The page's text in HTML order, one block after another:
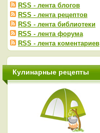
RSS - лента блогов
RSS - лента рецептов
RSS - лента библиотеки
RSS - лента форума
RSS - лента коментариев
Кулинарные рецепты